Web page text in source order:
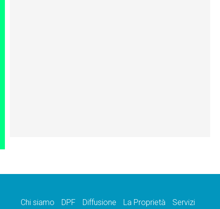
Chi siamo DPF Diffusione La Proprietà Servizi